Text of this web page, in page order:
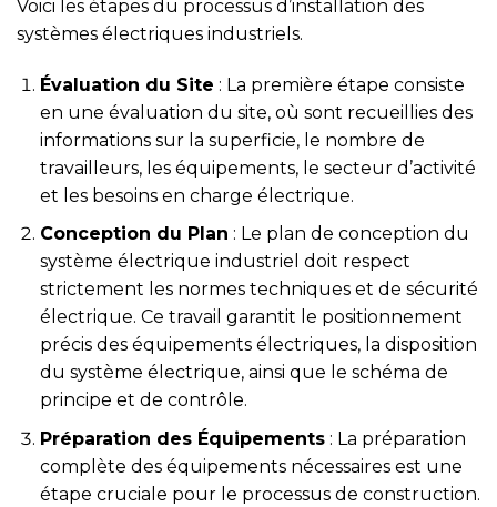
Voici les étapes du processus d’installation des
systèmes électriques industriels.
Évaluation du Site : La première étape consiste
en une évaluation du site, où sont recueillies des
informations sur la superficie, le nombre de
travailleurs, les équipements, le secteur d’activité
et les besoins en charge électrique.
Conception du Plan : Le plan de conception du
système électrique industriel doit respect
strictement les normes techniques et de sécurité
électrique. Ce travail garantit le positionnement
précis des équipements électriques, la disposition
du système électrique, ainsi que le schéma de
principe et de contrôle.
Préparation des Équipements: La préparation
complète des équipements nécessaires est une
étape cruciale pour le processus de construction.